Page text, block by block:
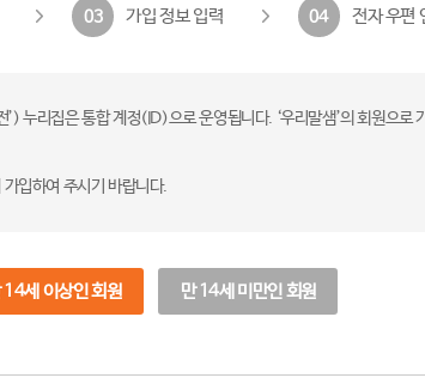
03 가입 정보 입력 04 전자 우편
누리집은 통합 계정(ID)으로 운영됩니다. ‘우리말샘’의 회원으
입하여 주시기 바랍니다.
14세 이상인 회원 만 14세 미만인 회원